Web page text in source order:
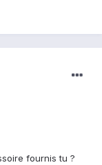
fournis tu ?